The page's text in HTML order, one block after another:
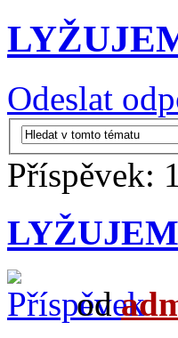
Odeslat
Příspěvek:
od